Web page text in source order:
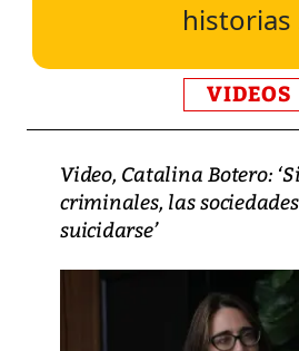
historias
VIDEOS
Video, Catalina Botero:
criminales, las
suicidarse’